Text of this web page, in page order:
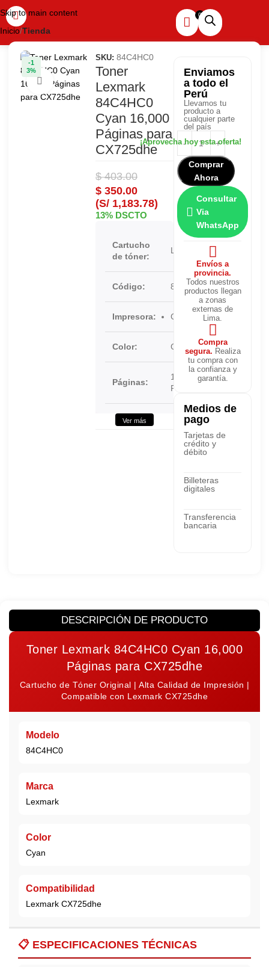
Skip to main content
Inicio Tienda
-1
3%
Haga clic para ampliar
SKU: 84C4HC0
Toner
Lexmark
84C4HC0
Cyan 16,000
Páginas para
CX725dhe
$403.00
$ 350.00
(S/ 1,183.78)
13% DSCTO
Cartucho
de tóner:
Lexmark
Código: 84C4HC0
Impresora: CX725dhe
Color: Cyan
Páginas:
16.000
Páginas
Ver más
Enviamos
a todo el
Perú
Llevamos tu
producto a
cualquier parte
del país
Comprar
Ahora
Consultar
Via
WhatsApp
Envíos a
provincia.
Todos nuestros
productos llegan
a zonas
externas de
Lima.
Compra
segura. Realiza
tu compra con
la confianza y
garantía.
Medios de
pago
Tarjetas de
crédito y
débito
Billeteras
digitales
Transferencia
bancaria
DESCRIPCIÓN DE PRODUCTO
Toner Lexmark 84C4HC0 Cyan 16,000
Páginas para CX725dhe
Cartucho de Tóner Original | Alta Calidad de Impresión |
Compatible con Lexmark CX725dhe
Modelo
84C4HC0
Marca
Lexmark
Color
Cyan
Compatibilidad
Lexmark CX725dhe
📋 ESPECIFICACIONES TÉCNICAS